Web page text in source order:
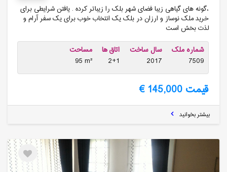
،گونه های گیاهی زیبا فضای شهر بلک را زیباتر کرده . یافتن شرایطی برای
خرید ملک نوساز و ارزان در بلک یک انتخاب خوب برای یک سفر آرام و
لذت بخش است
شماره ملک
7509
سال ساخت
2017
اتاق ها
2+1
مساحت
95 m²
قیمت 145,000 €
بیشتر بخوانید